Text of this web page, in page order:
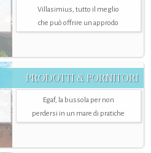
Villasimius, tutto il meglio
che può offrire un approdo
PRODOTTI & FORNITORI
Egaf, la bussola per non
perdersi in un mare di pratiche